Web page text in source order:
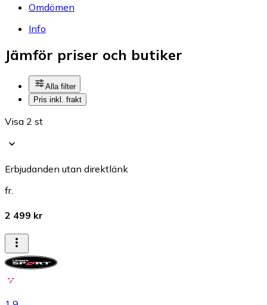
Omdömen
Info
Jämför priser och butiker
Alla filter
Pris inkl. frakt
Visa 2 st
Erbjudanden utan direktlänk
fr.
2 499 kr